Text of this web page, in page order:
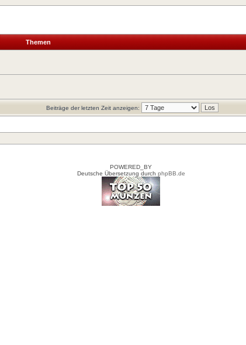
Themen
Beiträge der letzten Zeit anzeigen:
POWERED_BY
Deutsche Übersetzung durch phpBB.de